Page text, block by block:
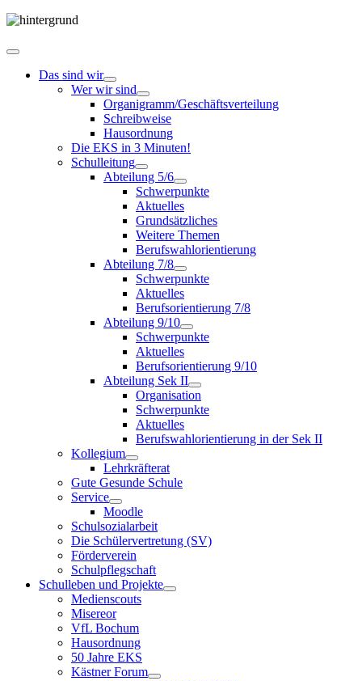
Das sind wir
Wer wir sind
Organigramm/Geschäftsverteilung
Schreibweise
Hausordnung
Die EKS in 3 Minuten!
Schulleitung
Abteilung 5/6
Schwerpunkte
Aktuelles
Grundsätzliches
Weitere Themen
Berufswahlorientierung
Abteilung 7/8
Schwerpunkte
Aktuelles
Berufsorientierung 7/8
Abteilung 9/10
Schwerpunkte
Aktuelles
Berufsorientierung 9/10
Abteilung Sek II
Organisation
Schwerpunkte
Aktuelles
Berufswahlorientierung in der Sek II
Kollegium
Lehrkräfterat
Gute Gesunde Schule
Service
Moodle
Schulsozialarbeit
Die Schülervertretung (SV)
Förderverein
Schulpflegschaft
Schulleben und Projekte
Medienscouts
Misereor
VfL Bochum
Hausordnung
50 Jahre EKS
Kästner Forum